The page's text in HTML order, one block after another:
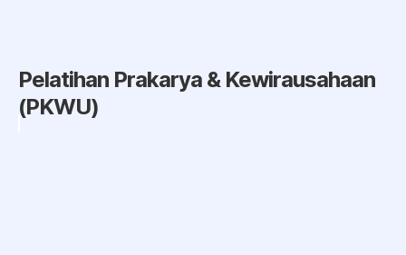
Pelatihan Prakarya & Kewirausahaan
(PKWU)